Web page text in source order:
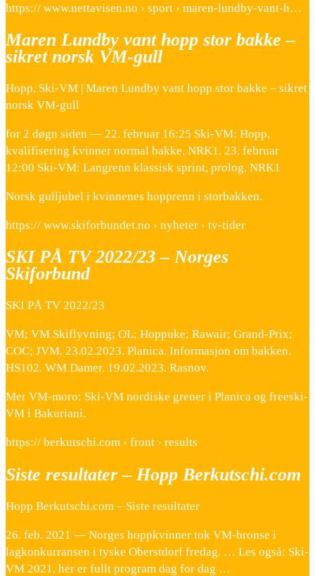
https:// www.nettavisen.no › sport › maren-lundby-vant-h…
Maren Lundby vant hopp stor bakke –
sikret norsk VM-gull
Hopp, Ski-VM | Maren Lundby vant hopp stor bakke – sikret
norsk VM-gull
for 2 døgn siden — 22. februar 16:25 Ski-VM: Hopp,
kvalifisering kvinner normal bakke, NRK1. 23. februar
12:00 Ski-VM: Langrenn klassisk sprint, prolog, NRK1
Norsk gulljubel i kvinnenes hopprenn i storbakken.
https:// www.skiforbundet.no › nyheter › tv-tider
SKI PÅ TV 2022/23 – Norges
Skiforbund
SKI PÅ TV 2022/23
VM; VM Skiflyvning; OL; Hoppuke; Rawair; Grand-Prix;
COC; JVM. 23.02.2023. Planica. Informasjon om bakken.
HS102. WM Damer. 19.02.2023. Rasnov.
Mer VM-moro: Ski-VM nordiske grener i Planica og freeski-
VM i Bakuriani.
https:// berkutschi.com › front › results
Siste resultater – Hopp Berkutschi.com
Hopp Berkutschi.com – Siste resultater
26. feb. 2021 — Norges hoppkvinner tok VM-bronse i
lagkonkurransen i tyske Oberstdorf fredag. … Les også: Ski-
VM 2021, her er fullt program dag for dag …